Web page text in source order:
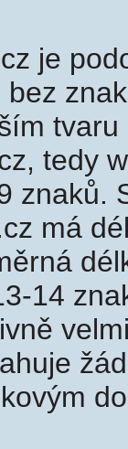
je
tedy
znaků.
má
14